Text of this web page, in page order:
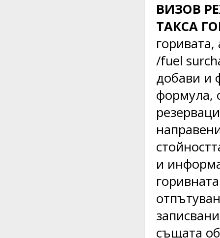
ВИЗОВ
ТАКСА
/fuel
добави и
формула,
и
същата